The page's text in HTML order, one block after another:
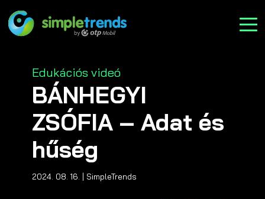
Categories
Edukációs videó
BÁNHEGYI
ZSÓFIA – Adat és
hűség
2024. 08. 16. | SimpleTrends